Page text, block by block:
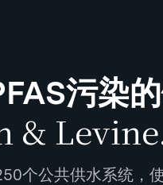
污染
&
个公共供水系统，